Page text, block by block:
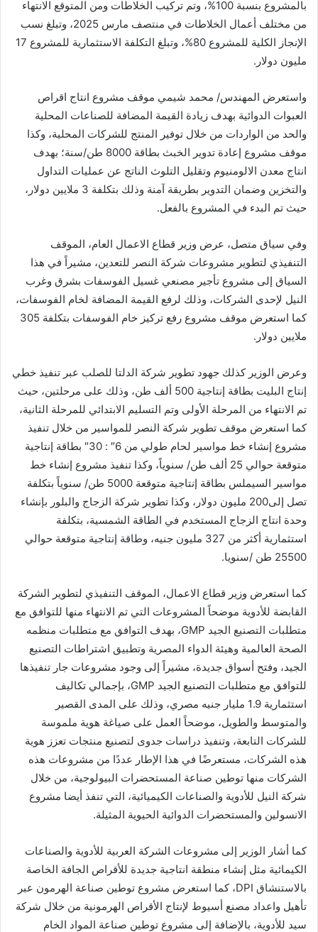
بالمشروع بنسبة 100%، وتم تركيب الخلاطات ومن المتوقع الانتهاء
من مختلف أعمال الخلاطات في منتصف مارس 2025، وتبلغ نسب
الإنجاز الكلية للمشروع 80%، وتبلغ التكلفة الاستثمارية للمشروع 17
مليون دولار.
واستعرض المهندس/ محمد شيمي موقف مشروع انتاج اقراص
العبوات الدوائية بهدف زيادة القيمة المضافة للصناعات المحلية
والحد من الواردات من خلال توفير المنتج للشركات المحلية، وكذا
موقف مشروع إعادة تدوير الخبث بطاقة 8000 طن/سنة؛ بهدف
انتاج معدن الالومنيوم وتقليل التلوث الناتج عن عمليات التداول
والتخزين وضمان التدوير بطريقة آمنة وذلك بتكلفة 3 ملايين دولار،
حيث تم البدء في المشروع بالفعل.
وفي سياق متصل، عرض وزير قطاع الاعمال العام، الموقف
التنفيذي لتطوير مشروعات شركة النصر للتعدين، مشيراً في هذا
السياق إلى مشروع تأجير مصنعي غسيل الفوسفات بشرق وغرب
النيل لإحدى الشركات، وذلك لرفع القيمة المضافة لخام الفوسفات،
كما استعرض موقف مشروع رفع تركيز خام الفوسفات بتكلفة 305
ملايين دولار.
وعرض الوزير كذلك جهود تطوير شركة الدلتا للصلب عبر تنفيذ خطي
إنتاج البليت بطاقة إنتاجية 500 ألف طن، وذلك على مرحلتين، حيث
تم الانتهاء من المرحلة الأولى وتم التسليم الابتدائي للمرحلة الثانية،
كما استعرض موقف تطوير شركة النصر للمواسير من خلال تنفيذ
مشروع إنشاء خط مواسير لحام طولي من 6″ : 30″ بطاقة إنتاجية
متوقعة حوالي 25 ألف طن/ سنوياً، وكذا تنفيذ مشروع إنشاء خط
مواسير السيملس بطاقة إنتاجية متوقعة 5000 طن/ سنوياً بتكلفة
تصل إلى200 مليون دولار، وكذا تطوير شركة الزجاج والبلور بإنشاء
وحدة انتاج الزجاج المستخدم في الطاقة الشمسية، بتكلفة
استثمارية أكثر من 327 مليون جنيه، وطاقة إنتاجية متوقعة حوالي
25500 طن /سنويا.
كما استعرض وزير قطاع الاعمال، الموقف التنفيذي لتطوير الشركة
القابضة للأدوية موضحاً المشروعات التي تم الانتهاء منها للتوافق مع
متطلبات التصنيع الجيد GMP، بهدف التوافق مع متطلبات منظمه
الصحة العالمية وهيئة الدواء المصرية وتطبيق اشتراطات التصنيع
الجيد، وفتح أسواق جديدة، مشيراً إلى وجود مشروعات جار تنفيذها
للتوافق مع متطلبات التصنيع الجيد GMP، بإجمالي تكاليف
استثمارية 1.9 مليار جنيه مصري، وذلك على المدى القصير
والمتوسط والطويل، موضحاً العمل على صياغة هوية ملموسة
للشركات التابعة، وتنفيذ دراسات جدوى لتصنيع منتجات تعزز هوية
هذه الشركات، مستعرضًا في هذا الإطار عددًا من مشروعات هذه
الشركات منها توطين صناعة المستحضرات البيولوجية، من خلال
شركة النيل للأدوية والصناعات الكيميائية، التي تنفذ أيضا مشروع
الانسولين والمستحضرات الدوائية الحيوية المثيلة.
كما أشار الوزير إلى مشروعات الشركة العربية للأدوية والصناعات
الكيمائية مثل إنشاء منطقة انتاجية جديدة للأقراص الجافة الخاصة
بالاستنشاق DPI، كما استعرض مشروع توطين صناعة الهرمون عبر
تأهيل واعداد مصنع أسيوط لإنتاج الأقراص الهرمونية من خلال شركة
سيد للأدوية، بالإضافة إلى مشروع توطين صناعة المواد الخام